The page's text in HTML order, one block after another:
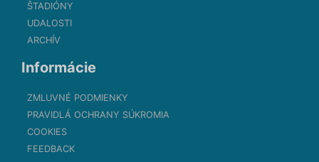
ŠTADIÓNY
UDALOSTI
ARCHÍV
Informácie
ZMLUVNÉ PODMIENKY
PRAVIDLÁ OCHRANY SÚKROMIA
COOKIES
FEEDBACK